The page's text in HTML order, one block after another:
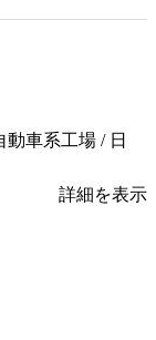
車系工場 / 日
詳細を表示